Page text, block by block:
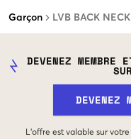
Garçon LVB BACK
DEVENEZ MEMBRE
DEVENEZ
L'offre est valable sur